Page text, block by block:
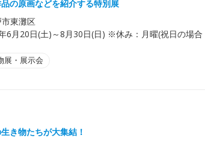
の原画などを紹介する特別展
東灘区
6月20日(土)～8月30日(日) ※休み：月曜(祝日の場合
展・展示会
き物たちが大集結！